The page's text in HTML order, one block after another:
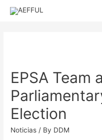
Skip
EPSA Team
Election
Noticias / By DDM